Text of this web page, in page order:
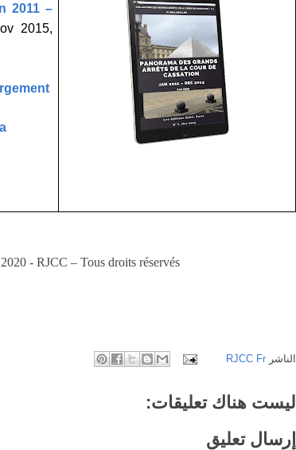
2011 –
2015,
- RJCC – Tous droits réservés
الناشر RJCC Fr
ليست هناك تعليقات:
إرسال تعليق